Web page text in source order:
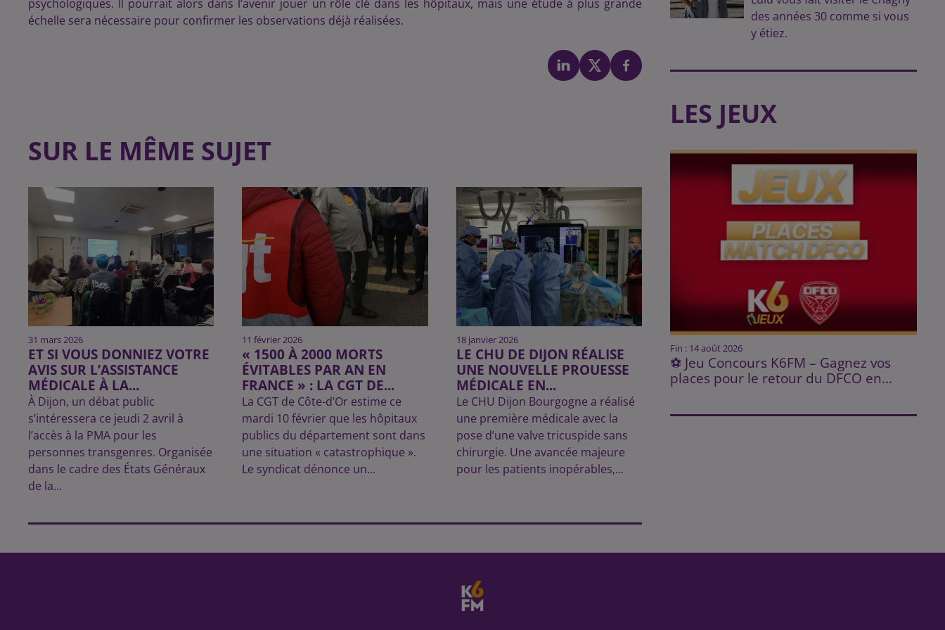
psychologiques. Il pourrait alors dans l’avenir jouer un rôle clé dans les hôpitaux, mais une étude à plus grande
échelle sera nécessaire pour confirmer les observations déjà réalisées.
SUR LE MÊME SUJET
31 mars 2026
ET SI VOUS DONNIEZ VOTRE
AVIS SUR L’ASSISTANCE
MÉDICALE À LA...
À Dijon, un débat public
s’intéressera ce jeudi 2 avril à
l’accès à la PMA pour les
personnes transgenres. Organisée
dans le cadre des États Généraux
de la...
11 février 2026
« 1500 À 2000 MORTS
ÉVITABLES PAR AN EN
FRANCE » : LA CGT DE...
La CGT de Côte-d’Or estime ce
mardi 10 février que les hôpitaux
publics du département sont dans
une situation « catastrophique ».
Le syndicat dénonce un...
18 janvier 2026
LE CHU DE DIJON RÉALISE
UNE NOUVELLE PROUESSE
MÉDICALE EN...
Le CHU Dijon Bourgogne a réalisé
une première médicale avec la
pose d’une valve tricuspide sans
chirurgie. Une avancée majeure
pour les patients inopérables,...
des années 30 comme si vous
y étiez.
LES JEUX
Fin : 14 août 2026
⚽ Jeu Concours K6FM – Gagnez vos
places pour le retour du DFCO en...